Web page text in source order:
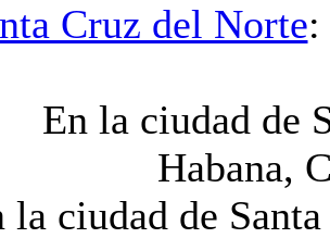
Cruz del Norte
la ciudad de